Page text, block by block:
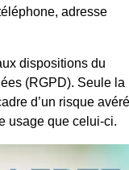
adresse
dispositions du
(RGPD). Seule la
d’un risque
usage que celui-ci.